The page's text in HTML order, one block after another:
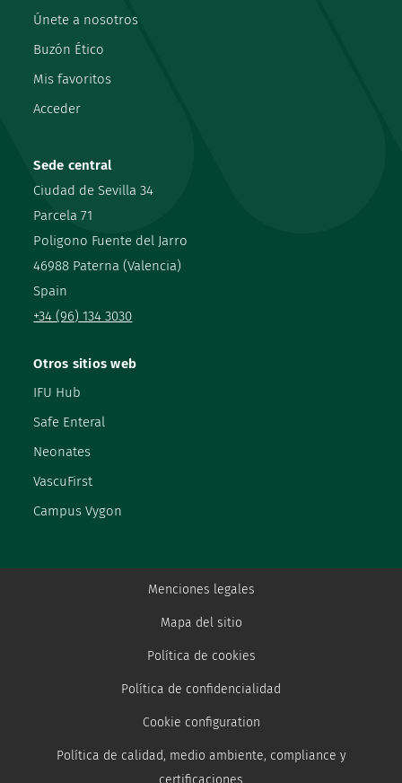
Sede central
Ciudad de Sevilla 34
Parcela 71
Poligono Fuente del Jarro
46988 Paterna (Valencia)
Spain
+34 (96) 134 3030
Únete a nosotros
Buzón Ético
Mis favoritos
Acceder
Otros sitios web
IFU Hub
Safe Enteral
Neonates
VascuFirst
Campus Vygon
Menciones legales
Mapa del sitio
Política de cookies
Política de confidencialidad
Cookie configuration
Política de calidad, medio ambiente, compliance y
certificaciones